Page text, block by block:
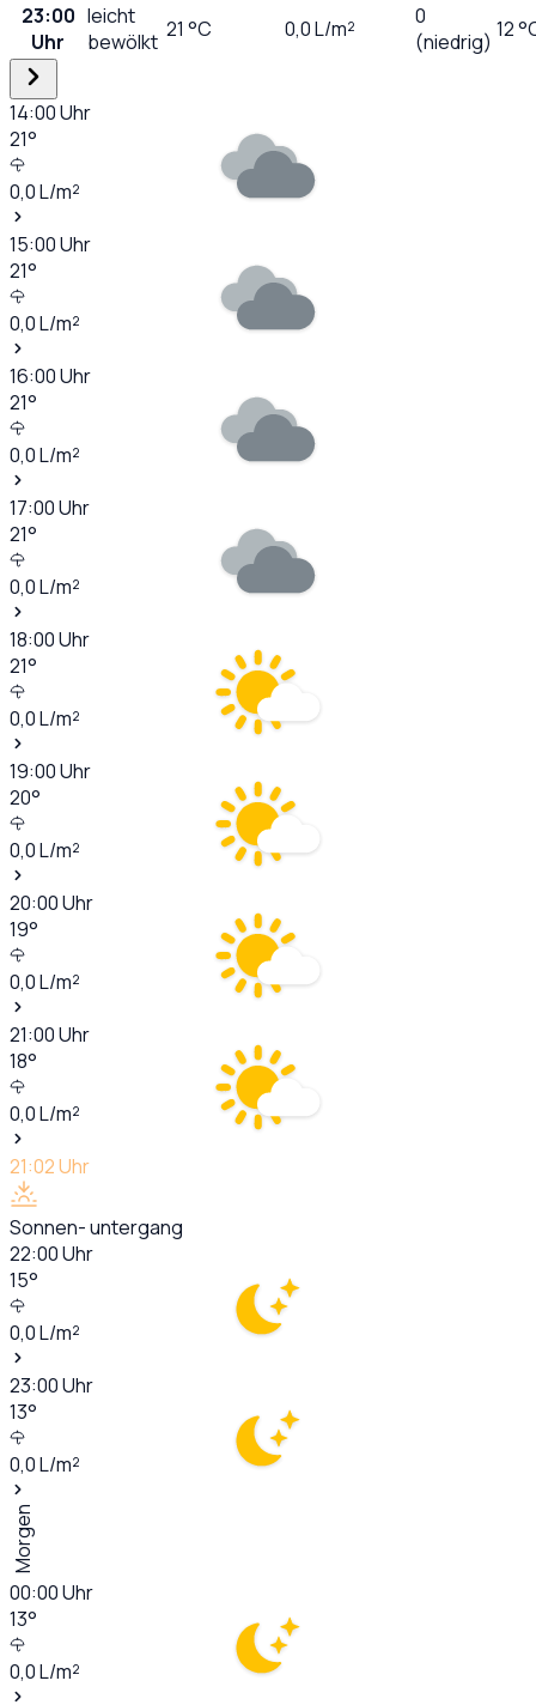
23:00
Uhr
leicht
bewölkt 21 °C 0,0L/m²
0
(niedrig) 12
14:00Uhr
21°
0,0L/m²
15:00Uhr
21°
0,0L/m²
16:00Uhr
21°
0,0L/m²
17:00Uhr
21°
0,0L/m²
18:00Uhr
21°
0,0L/m²
19:00Uhr
20°
0,0L/m²
20:00Uhr
19°
0,0L/m²
21:00Uhr
18°
0,0L/m²
21:02Uhr
Sonnen- untergang
22:00Uhr
15°
0,0L/m²
23:00Uhr
13°
0,0L/m²
Morgen
00:00Uhr
13°
0,0L/m²